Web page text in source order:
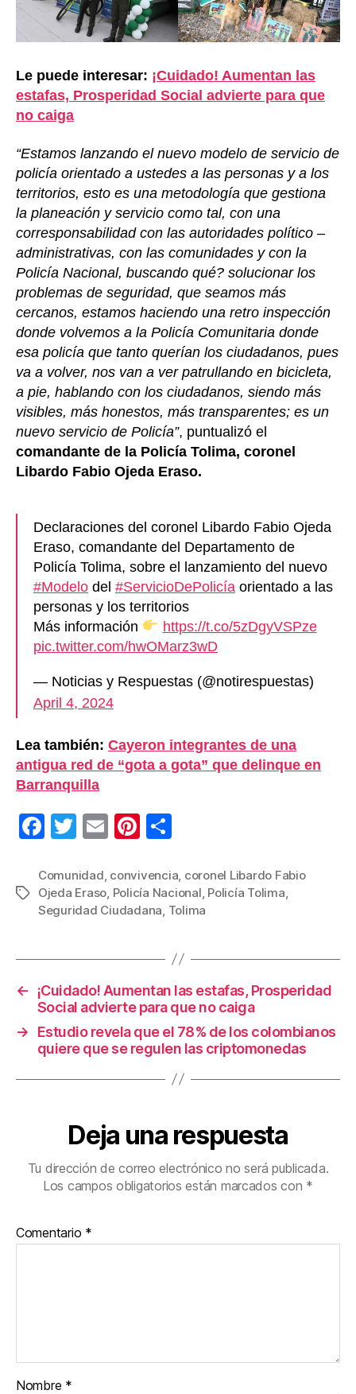
Le puede interesar: ¡Cuidado! Aumentan las
estafas, Prosperidad Social advierte para que
no caiga
“Estamos lanzando el nuevo modelo de servicio de
policía orientado a ustedes a las personas y a los
territorios, esto es una metodología que gestiona
la planeación y servicio como tal, con una
corresponsabilidad con las autoridades político –
administrativas, con las comunidades y con la
Policía Nacional, buscando qué? solucionar los
problemas de seguridad, que seamos más
cercanos, estamos haciendo una retro inspección
donde volvemos a la Policía Comunitaria donde
esa policía que tanto querían los ciudadanos, pues
va a volver, nos van a ver patrullando en bicicleta,
a pie, hablando con los ciudadanos, siendo más
visibles, más honestos, más transparentes; es un
nuevo servicio de Policía”, puntualizó el
comandante de la Policía Tolima, coronel
Libardo Fabio Ojeda Eraso.
Declaraciones del coronel Libardo Fabio Ojeda
Eraso, comandante del Departamento de
Policía Tolima, sobre el lanzamiento del nuevo
#Modelo del #ServicioDePolicía orientado a las
personas y los territorios
Más información
https://t.co/5zDgyVSPze
pic.twitter.com/hwOMarz3wD
— Noticias y Respuestas (@notirespuestas)
April 4, 2024
Lea también: Cayeron integrantes de una
antigua red de “gota a gota” que delinque en
Barranquilla
F
c
e
o
o
k
T
tt
er
E
ail
Pi
er
e
m
p
tir
Etiquetas
Comunidad convivencia coronel Libardo Fabio
Ojeda Eraso Policía Nacional Policía Tolima
Seguridad Ciudadana Tolima
←
¡Cuidado! Aumentan las estafas, Prosperidad
Social advierte para que no caiga
→
Estudio revela que el 78% de los colombianos
quiere que se regulen las criptomonedas
Deja una respuesta
Tu dirección de correo electrónico no será publicada.
Los campos obligatorios están marcados con *
Comentario *
Nombre *